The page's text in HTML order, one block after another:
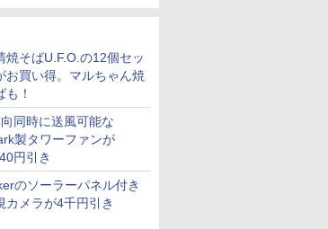
焼そばU.F.O.の12個セッ
お買い得。マルちゃん焼
も！
同時に送風可能な
製タワーファンが
円引き
のソーラーパネル付き
カメラが4千円引き